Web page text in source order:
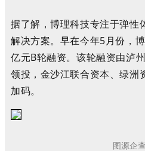
据了解，博理科技专注于弹性
解决方案。早在今年5月份，
亿元B轮融资。该轮融资由泸
领投，金沙江联合资本、绿洲
加码。
图源企